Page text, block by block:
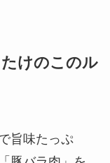
けのこのル
旨味たっぷ